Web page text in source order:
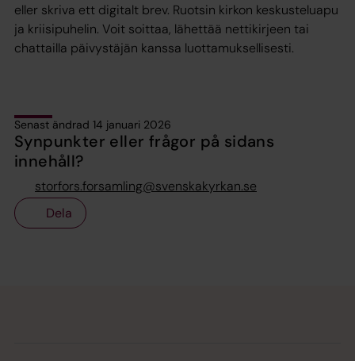
eller skriva ett digitalt brev. Ruotsin kirkon keskusteluapu
ja kriisipuhelin. Voit soittaa, lähettää nettikirjeen tai
chattailla päivystäjän kanssa luottamuksellisesti.
Senast ändrad 14 januari 2026
Synpunkter eller frågor på sidans
innehåll?
storfors.forsamling@svenskakyrkan.se
Dela